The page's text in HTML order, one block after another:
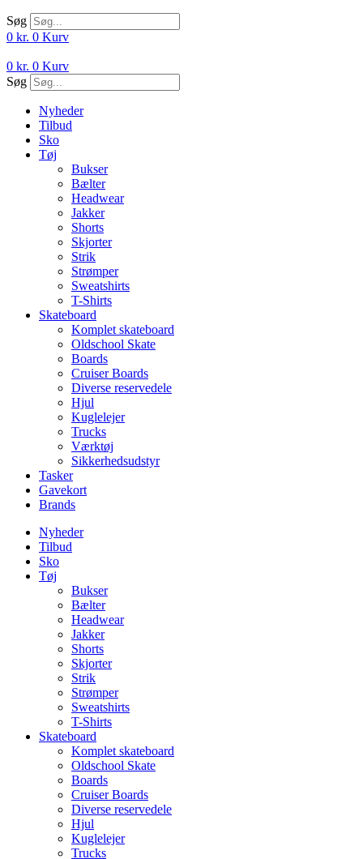
Søg
0 kr. 0 Kurv
0 kr. 0 Kurv
Søg
Nyheder
Tilbud
Sko
Tøj
Bukser
Bælter
Headwear
Jakker
Shorts
Skjorter
Strik
Strømper
Sweatshirts
T-Shirts
Skateboard
Komplet skateboard
Oldschool Skate
Boards
Cruiser Boards
Diverse reservedele
Hjul
Kuglelejer
Trucks
Værktøj
Sikkerhedsudstyr
Tasker
Gavekort
Brands
Nyheder
Tilbud
Sko
Tøj
Bukser
Bælter
Headwear
Jakker
Shorts
Skjorter
Strik
Strømper
Sweatshirts
T-Shirts
Skateboard
Komplet skateboard
Oldschool Skate
Boards
Cruiser Boards
Diverse reservedele
Hjul
Kuglelejer
Trucks